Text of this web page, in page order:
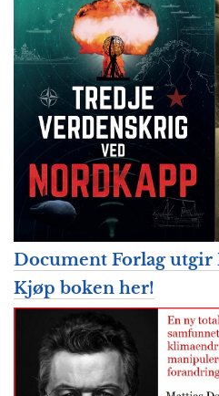
Document Forlag utgir
Kjøp boken her!